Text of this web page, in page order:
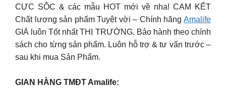
CỰC SỐC & các mẫu HOT mới về nha! CAM KẾT
Chất lượng sản phẩm Tuyệt vời – Chính hãng Amalife
GIÁ luôn Tốt nhất THỊ TRƯỜNG. Bảo hành theo chính
sách cho từng sản phẩm. Luôn hỗ trợ & tư vấn trước –
sau khi mua Sản Phẩm.
GIAN HÀNG TMĐT Amalife: